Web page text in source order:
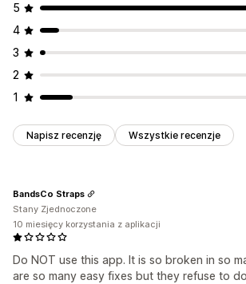
5
4
3
2
1
Napisz recenzję Wszystkie recenzje
Do NOT use this app. It is so broken in so
are so many easy fixes but they refuse to
BandsCo Straps
Stany Zjednoczone
10 miesięcy korzystania z aplikacji